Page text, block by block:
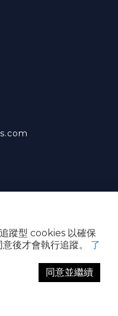
蹤型 cookies 以確保
後才會執行追蹤。 了
同意並繼續
編號:53563252
段310號5樓